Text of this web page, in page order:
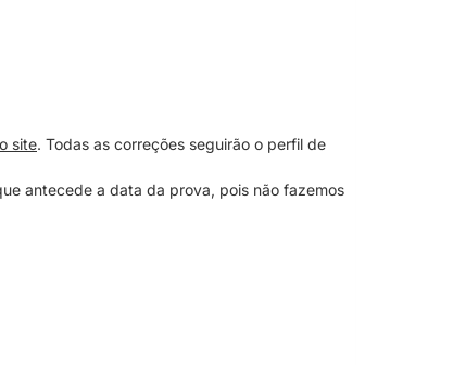
site. Todas as correções seguirão o perfil de
antecede a data da prova, pois não fazemos